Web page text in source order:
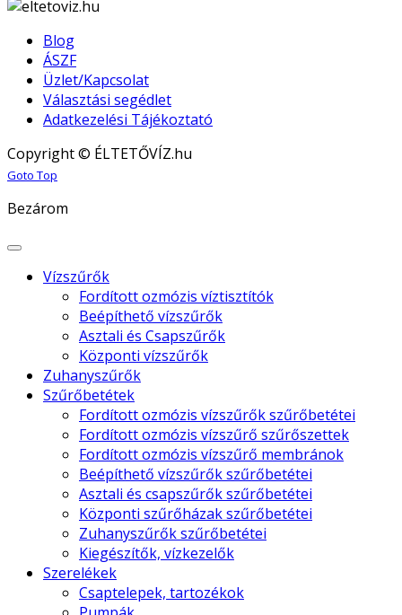
Blog
ÁSZF
Üzlet/Kapcsolat
Választási segédlet
Adatkezelési Tájékoztató
Copyright © ÉLTETŐVÍZ.hu
Joomla! 3 Templates
Goto Top
Bezárom
Vízszűrők
Fordított ozmózis víztisztítók
Beépíthető vízszűrők
Asztali és Csapszűrők
Központi vízszűrők
Zuhanyszűrők
Szűrőbetétek
Fordított ozmózis vízszűrők szűrőbetétei
Fordított ozmózis vízszűrő szűrőszettek
Fordított ozmózis vízszűrő membránok
Beépíthető vízszűrők szűrőbetétei
Asztali és csapszűrők szűrőbetétei
Központi szűrőházak szűrőbetétei
Zuhanyszűrők szűrőbetétei
Kiegészítők, vízkezelők
Szerelékek
Csaptelepek, tartozékok